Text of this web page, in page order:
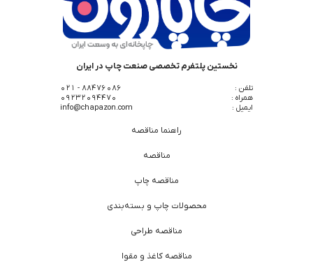
نخستین پلتفرم تخصصی صنعت چاپ در ایران
تلفن :
88476086 - 021
همراه :
09232094470
ایمیل :
info@chapazon.com
راهنما مناقصه
مناقصه
مناقصه چاپ
محصولات چاپ و بسته‌بندی
مناقصه طراحی
مناقصه کاغذ و مقوا